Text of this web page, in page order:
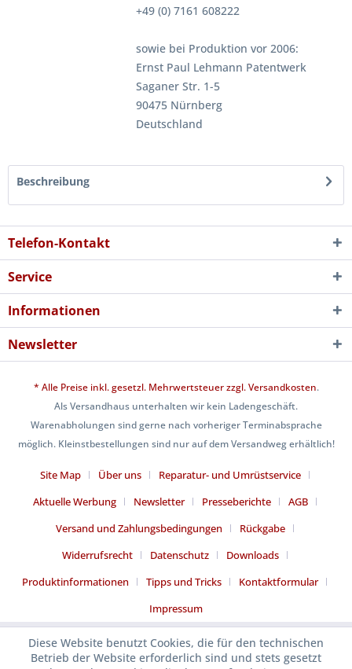
+49 (0) 7161 608222
sowie bei Produktion vor 2006:
Ernst Paul Lehmann Patentwerk
Saganer Str. 1-5
90475 Nürnberg
Deutschland
Beschreibung
Telefon-Kontakt
Service
Informationen
Newsletter
* Alle Preise inkl. gesetzl. Mehrwertsteuer zzgl.Versandkosten.
Als Versandhaus unterhalten wir kein Ladengeschäft.
Warenabholungen sind gerne nach vorheriger Terminabsprache
möglich. Kleinstbestellungen sind nur auf dem Versandweg erhältlich!
Site Map Über uns
Reparatur- und Umrüstservice
Aktuelle Werbung
Newsletter Presseberichte
AGB
Versand und Zahlungsbedingungen
Rückgabe
Widerrufsrecht
Datenschutz
Downloads
Produktinformationen
Tipps und Tricks
Kontaktformular
Impressum
Diese Website benutzt Cookies, die für den technischen
Betrieb der Website erforderlich sind und stets gesetzt